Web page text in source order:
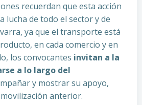
recuerdan que esta acción
lucha de todo el sector y de
ya que el transporte está
en cada comercio y en
los convocantes invitan a la
a lo largo del
y mostrar su apoyo,
anterior.